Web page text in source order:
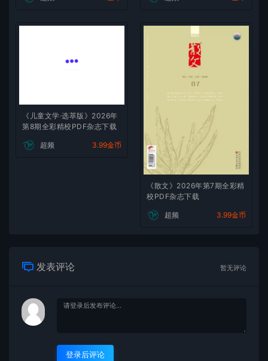
《儿童文学·选萃版》2026年
第8期全彩精校PDF杂志下载
超频 3.99金币
《散文》2026年第7期全彩精
校PDF杂志下载
超频 3.99金币
发表评论 暂无评论
登录后评论